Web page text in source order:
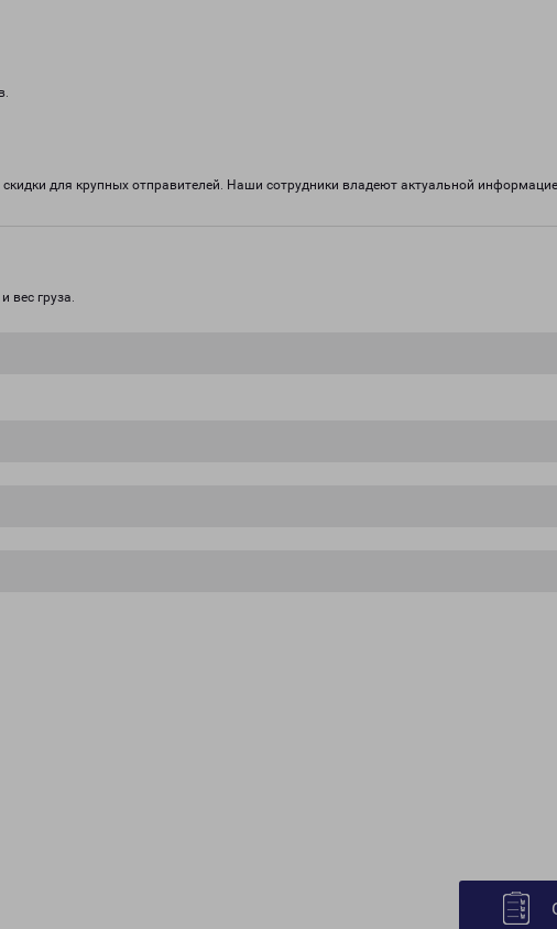
для крупных отправителей. Наши сотрудники владеют актуальной
вес груза.